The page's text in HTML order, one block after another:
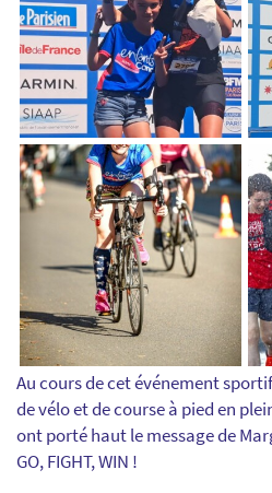
Au cours de cet événement
de vélo et de course à pied en
ont porté haut le message de
GO, FIGHT, WIN !